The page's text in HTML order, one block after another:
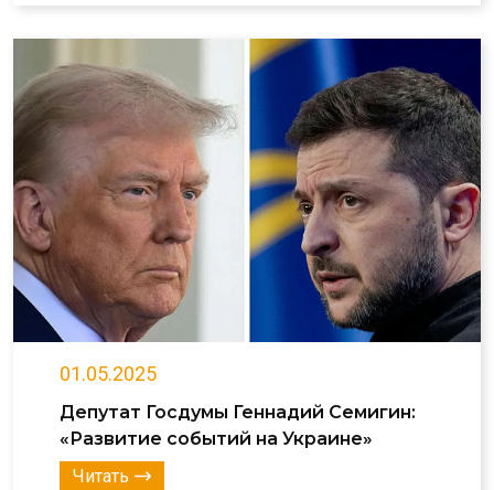
01.05.2025
Депутат Госдумы Геннадий Семигин:
«Развитие событий на Украине»
Читать